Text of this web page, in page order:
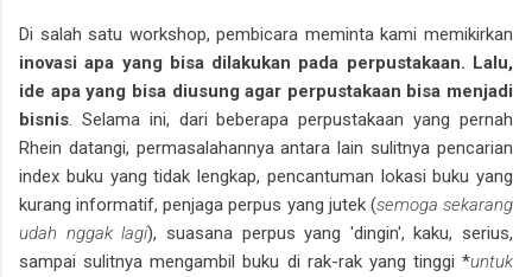
Di salah satu workshop, pembicara meminta kami memikirkan
inovasi apa yang bisa dilakukan pada perpustakaan. Lalu,
ide apa yang bisa diusung agar perpustakaan bisa menjadi
bisnis . Selama ini, dari beberapa perpustakaan yang pernah
Rhein datangi, permasalahannya antara lain sulitnya pencarian
index buku yang tidak lengkap, pencantuman lokasi buku yang
kurang informatif, penjaga perpus yang jutek (semoga sekarang
udah nggak lagi), suasana perpus yang 'dingin', kaku, serius,
sampai sulitnya mengambil buku di rak-rak yang tinggi *untuk